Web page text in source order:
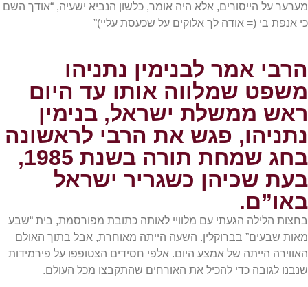
מערער על הייסורים, אלא היה אומר, כלשון הנביא ישעיה, “אודך השם
כי אנפת בי (= אודה לך אלוקים על שכעסת עליי)”
הרבי אמר לבנימין נתניהו
משפט שמלווה אותו עד היום
ראש ממשלת ישראל, בנימין
נתניהו, פגש את הרבי לראשונה
בחג שמחת תורה בשנת 1985,
בעת שכיהן כשגריר ישראל
באו”ם.
בחצות הלילה הגעתי עם מלוויי לאותה כתובת מפורסמת, בית “שבע
מאות שבעים” בברוקלין. השעה הייתה מאוחרת, אבל בתוך האולם
האווירה הייתה של אמצע היום. אלפי חסידים הצטופפו על פירמידות
שנבנו לגובה כדי להכיל את האורחים שהתקבצו מכל העולם.